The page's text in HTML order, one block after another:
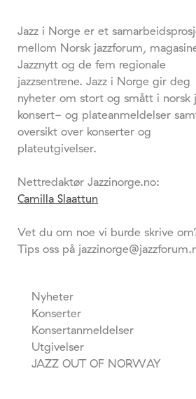
Jazz i Norge er et
mellom Norsk jazzforum,
Jazznytt og de fem regionale
jazzsentrene. Jazz i Norge gir deg
nyheter om stort og smått i norsk
konsert- og plateanmeldelser
oversikt over konserter og
plateutgivelser.
Nettredaktør Jazzinorge.no:
Camilla Slaattun
Vet du om noe vi burde skrive
Tips oss på
Nyheter
Konserter
Konsertanmeldelser
Utgivelser
JAZZ OUT OF NORWAY